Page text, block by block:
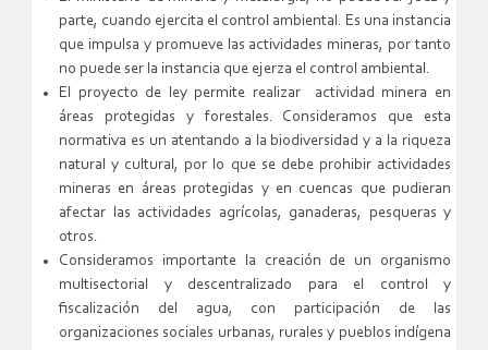
parte, cuando ejercita el control ambiental. Es una instancia
que impulsa y promueve las actividades mineras, por tanto
no puede ser la instancia que ejerza el control ambiental.
El proyecto de ley permite realizar actividad minera en
áreas protegidas y forestales. Consideramos que esta
normativa es un atentando a la biodiversidad y a la riqueza
natural y cultural, por lo que se debe prohibir actividades
mineras en áreas protegidas y en cuencas que pudieran
afectar las actividades agrícolas, ganaderas, pesqueras y
otros.
Consideramos importante la creación de un organismo
multisectorial y descentralizado para el control y
fiscalización del agua, con participación de las
organizaciones sociales urbanas, rurales y pueblos indígena